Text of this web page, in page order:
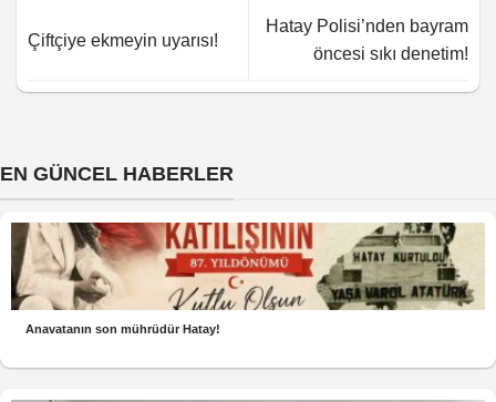
Çiftçiye ekmeyin uyarısı!
Hatay Polisi’nden bayram
öncesi sıkı denetim!
EN GÜNCEL HABERLER
Anavatanın son mührüdür Hatay!